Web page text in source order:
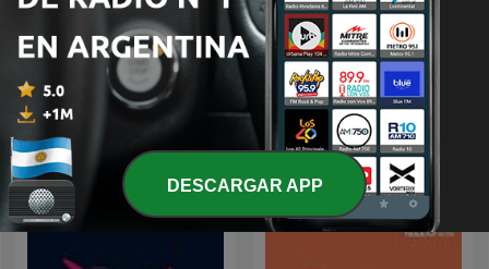
Hírek röviden
Best of Kfm Mornings with
Darren, Sherlin & Sibs
DESCARGAR APP